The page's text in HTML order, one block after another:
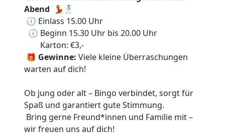
Abend 💃🕺
🕕 Einlass 15.00 Uhr
🕕 Beginn 15.30 Uhr bis 20.00 Uhr
Karton: €3,-
🎁 Gewinne: Viele kleine Überraschungen
warten auf dich!
Ob jung oder alt – Bingo verbindet, sorgt für
Spaß und garantiert gute Stimmung.
Bring gerne Freund*innen und Familie mit –
wir freuen uns auf dich!